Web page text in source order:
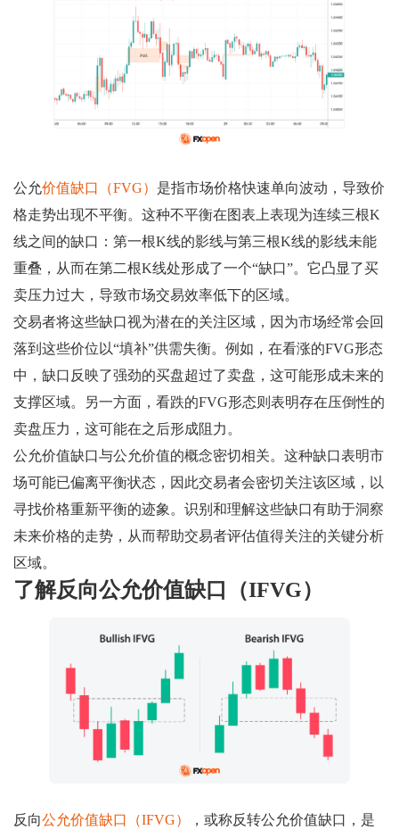
公允价值缺口（FVG） 是指市场价格快速单向波动，导致价
格走势出现不平衡。这种不平衡在图表上表现为连续三根K
线之间的缺口：第一根K线的影线与第三根K线的影线未能
重叠，从而在第二根K线处形成了一个“缺口”。它凸显了买
卖压力过大，导致市场交易效率低下的区域。
交易者将这些缺口视为潜在的关注区域，因为市场经常会回
落到这些价位以“填补”供需失衡。例如，在看涨的FVG形态
中，缺口反映了强劲的买盘超过了卖盘，这可能形成未来的
支撑区域。另一方面，看跌的FVG形态则表明存在压倒性的
卖盘压力，这可能在之后形成阻力。
公允价值缺口与公允价值的概念密切相关。这种缺口表明市
场可能已偏离平衡状态，因此交易者会密切关注该区域，以
寻找价格重新平衡的迹象。识别和理解这些缺口有助于洞察
未来价格的走势，从而帮助交易者评估值得关注的关键分析
区域。
了解反向公允价值缺口（IFVG）
反向公允价值缺口（IFVG） ，或称反转公允价值缺口，是